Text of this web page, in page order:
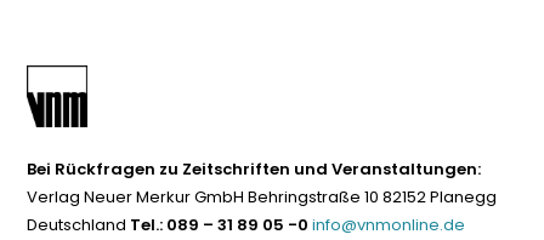
Bei Rückfragen zu Zeitschriften und Veranstaltungen:
Verlag Neuer Merkur GmbH Behringstraße 10 82152 Planegg
Deutschland Tel.: 089 – 31 89 05 -0 info@vnmonline.de